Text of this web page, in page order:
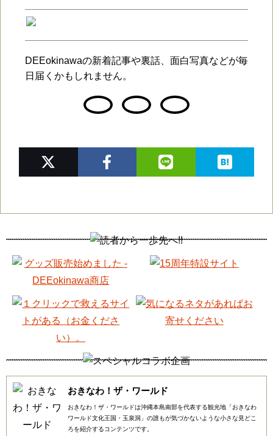
DEEokinawaの新着記事や裏話、面白写真などが毎
日届くかもしれません。
おきなわ！ザ・ワールド
おきなわ！ザ・ワールドは沖縄本島南部を代表する観光地「おきなわ
ワールド文化王国・玉泉洞」の誰もが気づかないような小さな見どこ
ろを紹介するコンテンツです。